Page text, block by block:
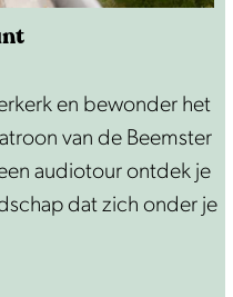
en bewonder het
van de Beemster
audiotour ontdek je
dat zich onder je